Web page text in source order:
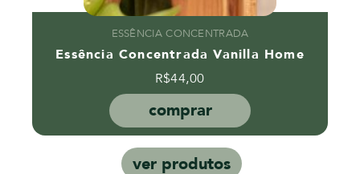
ESSÊNCIA CONCENTRADA
Essência Concentrada Vanilla Home
R$44,00
comprar
ver produtos